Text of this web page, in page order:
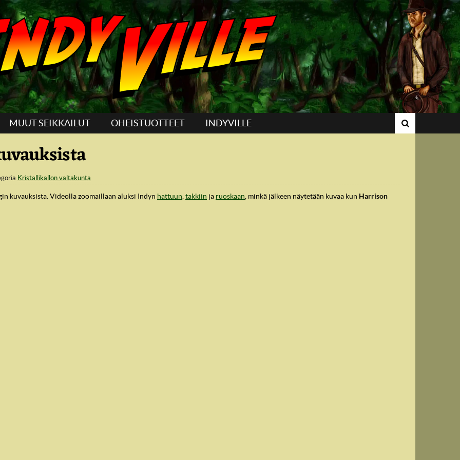
MUUT SEIKKAILUT OHEISTUOTTEET INDYVILLE
Kristallikallon valtakunta
kuvauksista. Videolla zoomaillaan aluksi Indyn hattuun takkiin ja ruoskaan , minkä jälkeen näytetään kuvaa kun Harrison